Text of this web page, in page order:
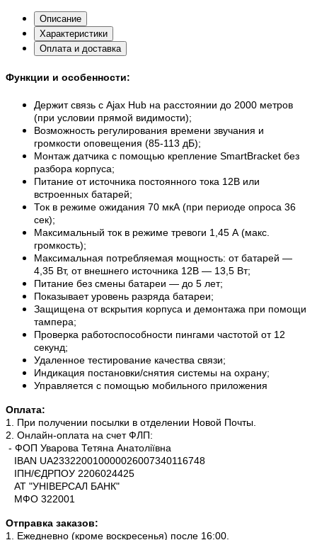
Описание
Характеристики
Оплата и доставка
Функции и особенности:
Держит связь с Ajax Hub на расстоянии до 2000 метров
(при условии прямой видимости);
Возможность регулирования времени звучания и
громкости оповещения (85-113 дБ);
Монтаж датчика с помощью крепление SmartBracket без
разбора корпуса;
Питание от источника постоянного тока 12В или
встроенных батарей;
Ток в режиме ожидания 70 мкА (при периоде опроса 36
сек);
Максимальный ток в режиме тревоги 1,45 А (макс.
громкость);
Максимальная потребляемая мощность: от батарей —
4,35 Вт, от внешнего источника 12В — 13,5 Вт;
Питание без смены батареи — до 5 лет;
Показывает уровень разряда батареи;
Защищена от вскрытия корпуса и демонтажа при помощи
тампера;
Проверка работоспособности пингами частотой от 12
секунд;
Удаленное тестирование качества связи;
Индикация постановки/снятия системы на охрану;
Управляется c помощью мобильного приложения
Оплата:
1. При получении посылки в отделении Новой Почты.
2. Онлайн-оплата на счет ФЛП:
- ФОП Уварова Тетяна Анатоліївна
IBAN UA233220010000026007340116748
ІПН/ЄДРПОУ 2206024425
АТ "УНІВЕРСАЛ БАНК"
МФО 322001
Отправка заказов:
1. Ежедневно (кроме воскресенья) после 16:00.